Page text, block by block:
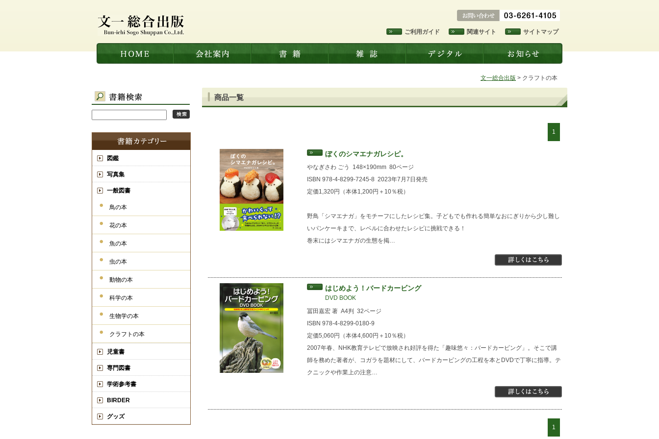
サイトマップ
関連サイト
ご利用ガイド
文一総合出版 > クラフトの本
図鑑
写真集
一般図書
鳥の本
花の本
魚の本
虫の本
動物の本
科学の本
生物学の本
クラフトの本
児童書
専門図書
学術参考書
BIRDER
グッズ
商品一覧
1
ぼくのシマエナガレシピ。
やなぎさわ ごう 148×190mm 80ページ
ISBN 978-4-8299-7245-8 2023年7月7日発売
定価1,320円（本体1,200円＋10％税）
野鳥「シマエナガ」をモチーフにしたレシピ集。子どもでも作れる簡単なおにぎりから少し難し
いパンケーキまで、レベルに合わせたレシピに挑戦できる！
巻末にはシマエナガの生態を掲…
はじめよう！バードカービング
DVD BOOK
冨田嘉宏 著 A4判
32ページ
ISBN 978-4-8299-0180-9
定価5,060円（本体4,600円＋10％税）
2007年春、NHK教育テレビで放映され好評を得た「趣味悠々：バードカービング」。そこで講
師を務めた著者が、コガラを題材にして、バードカービングの工程を本とDVDで丁寧に指導。テ
クニックや作業上の注意…
1